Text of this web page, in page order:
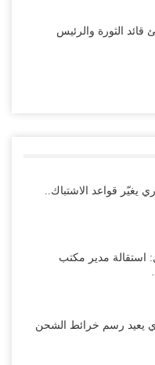
تعصف بالرئاسي وصراع
يجدد اتهامه لطارق
مع السعودية.. الإمارات
البحر…
قائد الثورة والرئيس
يغيّر قواعد الاشتباك..
استقالة مدير مكتب
يعيد رسم خرائط الشحن